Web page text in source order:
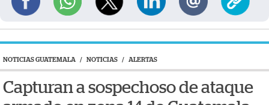
NOTICIAS GUATEMALA / NOTICIAS / ALERTAS
Capturan a sospechoso de ataque